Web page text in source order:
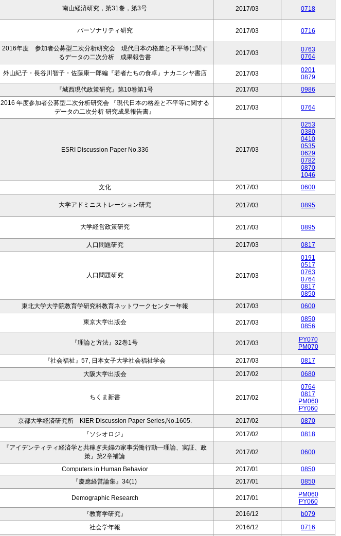
南山経済研究，第31巻，第3号 2017/03 0718
パーソナリティ研究 2017/03 0716
2016年度 参加者公募型二次分析研究会 現代日本の格差と不平等に関す
るデータの二次分析 成果報告書
2017/03
0763
0764
外山紀子・長谷川智子・佐藤康一郎編『若者たちの食卓』ナカニシヤ書店 2017/03
0201
0879
『城西現代政策研究』第10巻第1号 2017/03 0986
2016 年度参加者公募型二次分析研究会 『現代日本の格差と不平等に関する
データの二次分析 研究成果報告書』
2017/03 0764
ESRI Discussion Paper No.336 2017/03
0253
0380
0410
0535
0629
0782
0870
1046
文化 2017/03
0600
大学アドミニストレーション研究 2017/03 0895
大学経営政策研究 2017/03 0895
人口問題研究 2017/03 0817
人口問題研究 2017/03
0191
0517
0763
0764
0817
0850
東北大学大学院教育学研究科教育ネットワークセンター年報 2017/03 0600
東京大学出版会 2017/03
0850
0856
『理論と方法』32巻1号 2017/03
PY070
PM070
『社会福祉』57, 日本女子大学社会福祉学会 2017/03
0817
大阪大学出版会 2017/02 0680
ちくま新書 2017/02
0764
0817
PM060
PY060
京都大学経済研究所 KIER Discussion Paper Series,No.1605. 2017/02
0870
『ソシオロジ』 2017/02 0818
『アイデンティティ経済学と共稼ぎ夫婦の家事労働行動―理論、実証、政
策』第2章補論
2017/02 0600
Computers in Human Behavior 2017/01
0850
『慶應経営論集』34(1) 2017/01 0850
Demographic Research 2017/01
PM060
PY060
『教育学研究』 2016/12
b079
社会学年報 2016/12
0716